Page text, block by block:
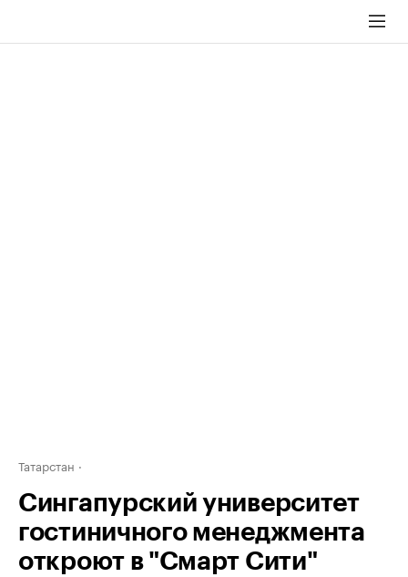
Татарстан
Сингапурский университет
гостиничного менеджмента
откроют в "Смарт Сити"